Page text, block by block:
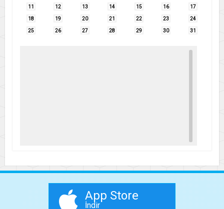
11 12 13 14 15 16 17
18 19 20 21 22 23 24
25 26 27 28 29 30 31
App Store
İndir